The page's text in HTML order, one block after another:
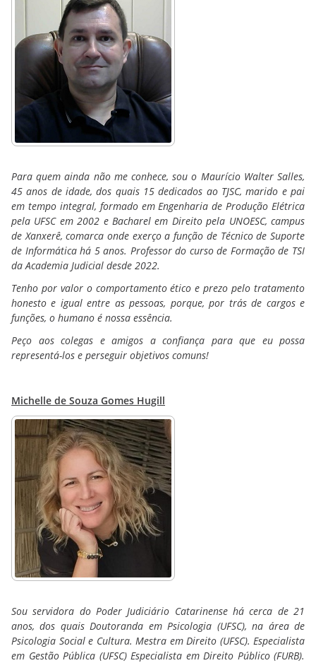
Para quem ainda não me conhece, sou o Maurício Walter Salles,
45 anos de idade, dos quais 15 dedicados ao TJSC, marido e pai
em tempo integral, formado em Engenharia de Produção Elétrica
pela UFSC em 2002 e Bacharel em Direito pela UNOESC, campus
de Xanxerê, comarca onde exerço a função de Técnico de Suporte
de Informática há 5 anos. Professor do curso de Formação de TSI
da Academia Judicial desde 2022.
Tenho por valor o comportamento ético e prezo pelo tratamento
honesto e igual entre as pessoas, porque, por trás de cargos e
funções, o humano é nossa essência.
Peço aos colegas e amigos a confiança para que eu possa
representá-los e perseguir objetivos comuns!
Michelle de Souza Gomes Hugill
Sou servidora do Poder Judiciário Catarinense há cerca de 21
anos, dos quais Doutoranda em Psicologia (UFSC), na área de
Psicologia Social e Cultura. Mestra em Direito (UFSC). Especialista
em Gestão Pública (UFSC) Especialista em Direito Público (FURB).